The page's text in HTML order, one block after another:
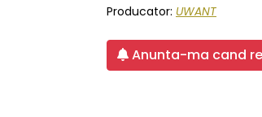
Producator: UWANT
Anunta-ma cand